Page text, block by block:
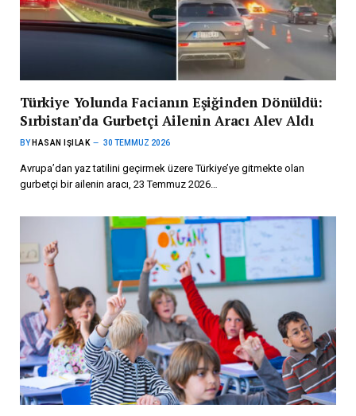
Türkiye Yolunda Facianın Eşiğinden Dönüldü:
Sırbistan’da Gurbetçi Ailenin Aracı Alev Aldı
BY HASAN IŞILAK 30 TEMMUZ 2026
Avrupa’dan yaz tatilini geçirmek üzere Türkiye’ye gitmekte olan
gurbetçi bir ailenin aracı, 23 Temmuz 2026…